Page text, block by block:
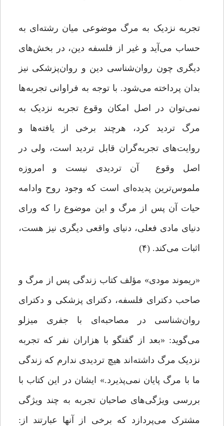
تجربه نزدیک به مرگ موضوعی میان رشته‌ای به
حساب می‌آید و غیر از فلسفه دین، در بخش‌های
دیگری چون روان‌شناسی دین و روان‌پزشکی نیز
بدان پرداخته می‌شود. با توجه به فراوانی تجربه‌ها
نمی‌توان در اصل امکان وقوع تجربه نزدیک به
مرگ تردید کرد، هرچند برخی از یافته‌ها و
روایت‌های تجربه‌گران قابل تردید است، ولی در
اصل وقوع آن تردیدی نیست و امروزه
ملموس‌ترین پدیده‌ای است که وجود روح وادامه
حیات آن پس از مرگ و این موضوع را که ورای
دنیای مادی فعلی، دنیای واقعی دیگری نیز هست،
اثبات می‌کند. (۴)
«ریموند مودی» مؤلف کتاب زندگی پس از مرگ و
صاحب دکترای فلسفه، دکترای پزشکی و دکترای
روان‌شناسی در مصاحبه‌ای با جفری میزلو
می‌گوید: «بعد از گفتگو با هزاران نفر که تجربه
نزدیک مرگ داشته‌اند هیچ تردیدی ندارم که زندگی
ما با مرگ پایان نمی‌پذیرد.» ایشان در این کتاب با
بررسی ویژگی‌های صاحبان تجربه به چند ویژگی
مشترک می‌پردازد که برخی از آنها عبارتند از: